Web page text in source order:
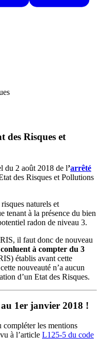
des Risques et
du 2 août 2018 de l’arrêté
des Risques et Pollutions
naturels et
tenant à la présence du bien
radon de niveau 3.
il faut donc de nouveau
à compter du 3
établis avant cette
nouveauté n’a aucun
d’un Etat des Risques.
1er janvier 2018 !
compléter les mentions
à l’article L125-5 du code